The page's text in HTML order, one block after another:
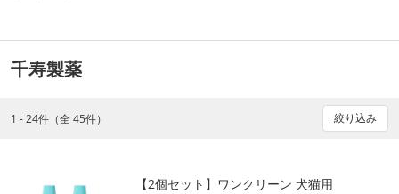
千寿製薬
1 - 24件（全 45件） 絞り込み
【2個セット】ワンクリーン 犬猫用